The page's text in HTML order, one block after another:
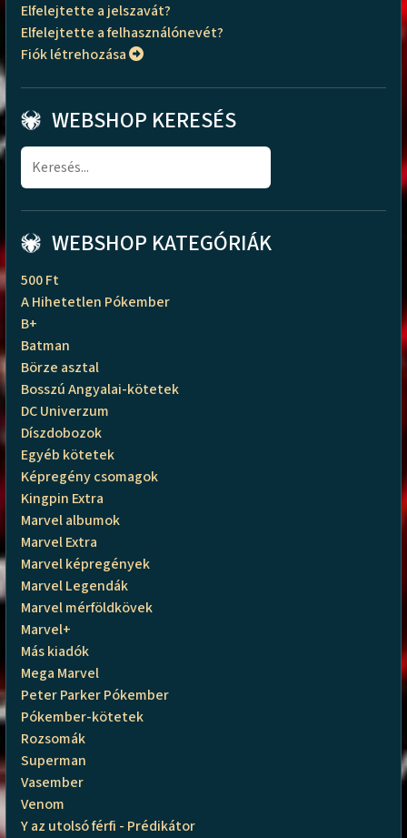
Elfelejtette a jelszavát?
Elfelejtette a felhasználónevét?
Fiók létrehozása
WEBSHOP KERESÉS
WEBSHOP KATEGÓRIÁK
500 Ft
A Hihetetlen Pókember
B+
Batman
Börze asztal
Bosszú Angyalai-kötetek
DC Univerzum
Díszdobozok
Egyéb kötetek
Képregény csomagok
Kingpin Extra
Marvel albumok
Marvel Extra
Marvel képregények
Marvel Legendák
Marvel mérföldkövek
Marvel+
Más kiadók
Mega Marvel
Peter Parker Pókember
Pókember-kötetek
Rozsomák
Superman
Vasember
Venom
Y az utolsó férfi - Prédikátor